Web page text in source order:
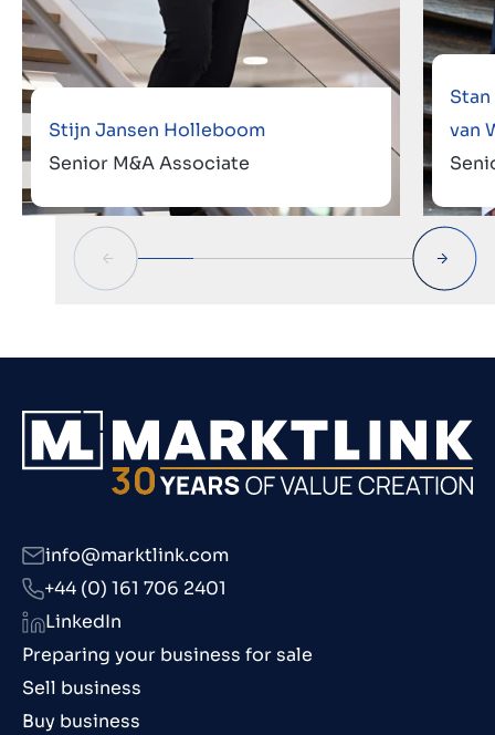
Stijn Jansen Holleboom
Senior M&A Associate
van
Preparing your business for sale
Sell business
Buy business
info@marktlink.com
+44 (0) 161 706 2401
LinkedIn